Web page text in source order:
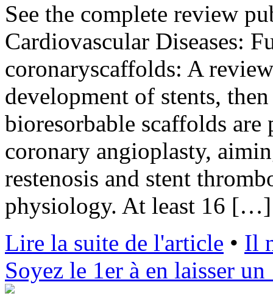
See the complete review
Cardiovascular Diseases:
coronaryscaffolds: A
development of stents,
bioresorbable scaffolds
coronary angioplasty,
restenosis and stent
physiology. At least 16 […]
Lire la suite de l'article • Il
Soyez le 1er à en laisser un